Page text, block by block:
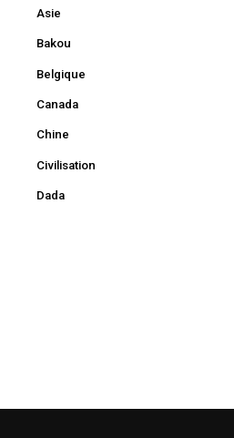
Asie
Bakou
Belgique
Canada
Chine
Civilisation
Dada